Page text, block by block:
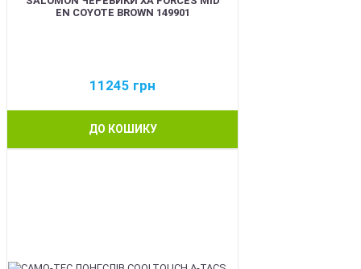
EN COYOTE BROWN 149901
11245 грн
ДО КОШИКУ